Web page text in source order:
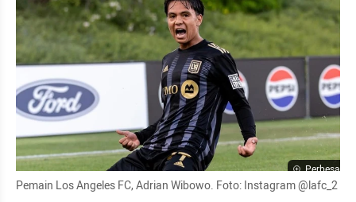
Perbesar
Pemain Los Angeles FC, Adrian Wibowo. Foto: Instagram @lafc_2